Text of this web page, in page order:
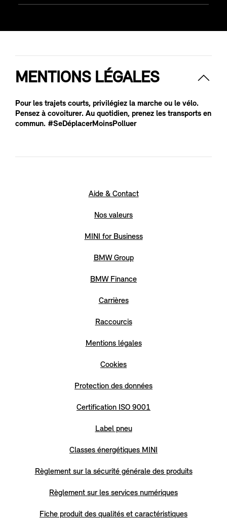
MENTIONS LÉGALES
Pour les trajets courts, privilégiez la marche ou le vélo.
Pensez à covoiturer. Au quotidien, prenez les transports en
commun. #SeDéplacerMoinsPolluer
Aide & Contact
Nos valeurs
MINI for Business
BMW Group
BMW Finance
Carrières
Raccourcis
Mentions légales
Cookies
Protection des données
Certification ISO 9001
Label pneu
Classes énergétiques MINI
Règlement sur la sécurité générale des produits
Règlement sur les services numériques
Fiche produit des qualités et caractéristiques